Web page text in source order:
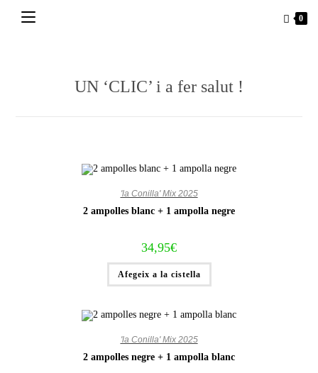
0
UN ‘CLIC’ i a fer salut !
'la Conilla' Mix 2025
2 ampolles blanc + 1 ampolla negre
34,95€
Afegeix a la cistella
'la Conilla' Mix 2025
2 ampolles negre + 1 ampolla blanc